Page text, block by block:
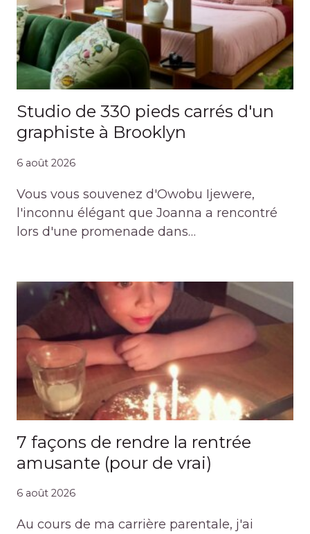
Studio de 330 pieds carrés d'un
graphiste à Brooklyn
6 août 2026
Vous vous souvenez d'Owobu Ijewere,
l'inconnu élégant que Joanna a rencontré
lors d'une promenade dans…
7 façons de rendre la rentrée
amusante (pour de vrai)
6 août 2026
Au cours de ma carrière parentale, j'ai